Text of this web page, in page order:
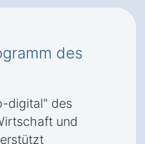
des
digital" des
und